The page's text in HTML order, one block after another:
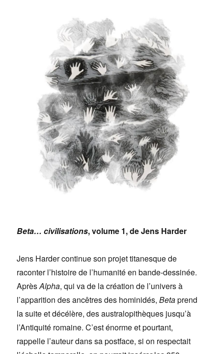
Beta… civilisations, volume 1, de Jens Harder
Jens Harder continue son projet titanesque de
raconter l’histoire de l’humanité en bande-dessinée.
AprèsAlpha, qui va de la création de l’univers à
l’apparition des ancêtres des hominidés,Betaprend
la suite et décélère, des australopithèques jusqu’à
l’Antiquité romaine. C’est énorme et pourtant,
rappelle l’auteur dans sa postface, si on respectait